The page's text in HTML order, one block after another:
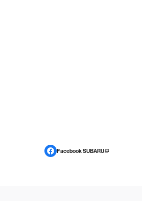
Facebook SUBARU